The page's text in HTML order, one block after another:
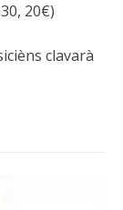
20€)
clavarà